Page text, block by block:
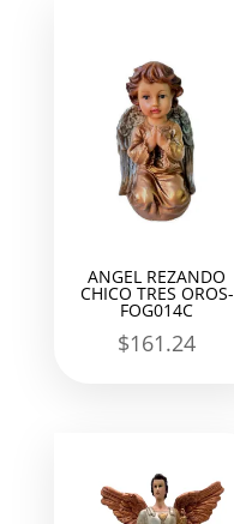
ANGEL REZANDO
CHICO TRES OROS-
FOG014C
$161.24